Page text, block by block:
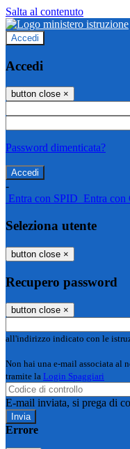
Salta al contenuto
Accedi
Accedi
button close ×
Password dimenticata?
-
Entra con SPID Entra con
Seleziona utente
button close ×
Recupero password
button close ×
all'indirizzo indicato con le
Non hai una e-mail associata al
tramite la Login Spaggiari
E-mail inviata, si prega di
Errore